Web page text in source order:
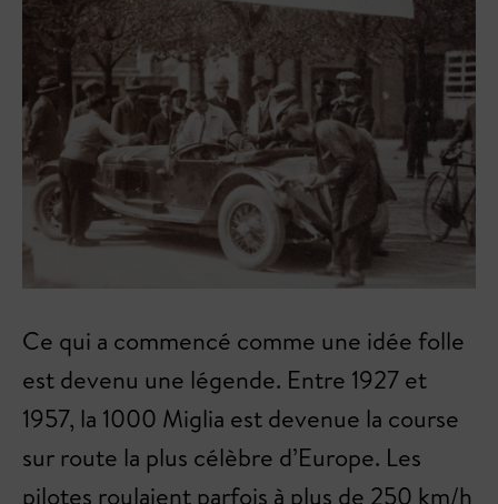
Ce qui a commencé comme une idée folle
est devenu une légende. Entre 1927 et
1957, la 1000 Miglia est devenue la course
sur route la plus célèbre d’Europe. Les
pilotes roulaient parfois à plus de 250 km/h